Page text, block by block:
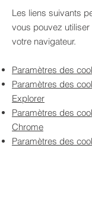
Les liens suivants
vous pouvez utiliser
votre navigateur.
Paramètres des
Paramètres des
Explorer
Paramètres des
Chrome
Paramètres des